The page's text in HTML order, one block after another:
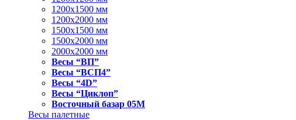
1200x1500 мм
1200x2000 мм
1500x1500 мм
1500x2000 мм
2000x2000 мм
Весы “ВП”
Весы “ВСП4”
Весы “4D”
Весы “Циклоп”
Восточный базар 05M
Весы палетные